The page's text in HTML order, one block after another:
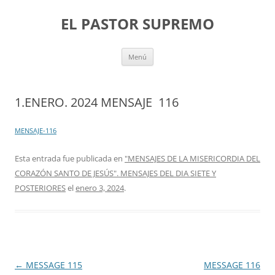
EL PASTOR SUPREMO
Menú
1.ENERO. 2024 MENSAJE 116
MENSAJE-116
Esta entrada fue publicada en "MENSAJES DE LA MISERICORDIA DEL
CORAZÓN SANTO DE JESÚS". MENSAJES DEL DIA SIETE Y
POSTERIORESelenero 3, 2024.
Navegación
← MESSAGE 115
MESSAGE 116